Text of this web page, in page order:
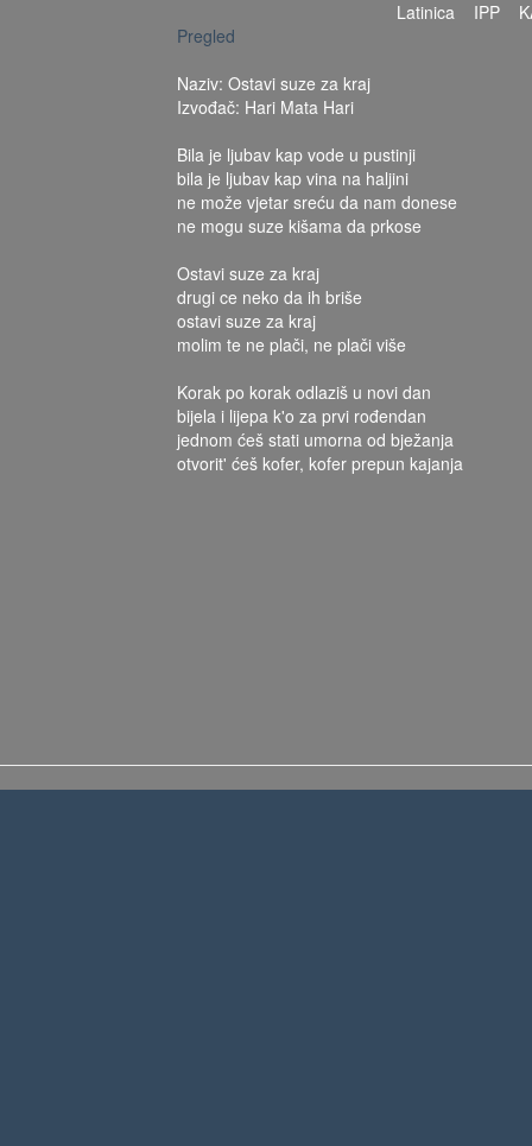
Latinica IPP
Pregled
Naziv: Ostavi suze za kraj
Izvođač: Hari Mata Hari
Bila je ljubav kap vode u pustinji
bila je ljubav kap vina na haljini
ne može vjetar sreću da nam donese
ne mogu suze kišama da prkose
Ostavi suze za kraj
drugi ce neko da ih briše
ostavi suze za kraj
molim te ne plači, ne plači više
Korak po korak odlaziš u novi dan
bijela i lijepa k'o za prvi rođendan
jednom ćeš stati umorna od bježanja
otvorit' ćeš kofer, kofer prepun kajanja